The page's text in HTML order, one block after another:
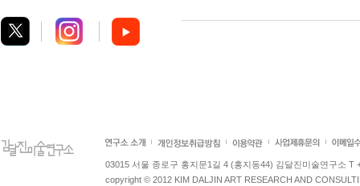
03015 서울 종로구 홍지문1길 4 (홍지동44) 김달진미술연구소 T
copyright © 2012 KIM DALJIN ART RESEARCH AND